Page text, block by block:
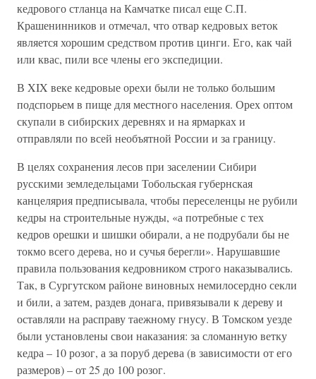
кедрового стланца на Камчатке писал еще С.П.
Крашенинников и отмечал, что отвар кедровых веток
является хорошим средством против цинги. Его, как чай
или квас, пили все члены его экспедиции.
В XIX веке кедровые орехи были не только большим
подспорьем в пище для местного населения. Орех оптом
скупали в сибирских деревнях и на ярмарках и
отправляли по всей необъятной России и за границу.
В целях сохранения лесов при заселении Сибири
русскими земледельцами Тобольская губернская
канцелярия предписывала, чтобы переселенцы не рубили
кедры на строительные нужды, «а потребные с тех
кедров орешки и шишки обирали, а не подрубали бы не
токмо всего дерева, но и сучья берегли». Нарушавшие
правила пользования кедровником строго наказывались.
Так, в Сургутском районе виновных немилосердно секли
и били, а затем, раздев донага, привязывали к дереву и
оставляли на расправу таежному гнусу. В Томском уезде
были установлены свои наказания: за сломанную ветку
кедра – 10 розог, а за поруб дерева (в зависимости от его
размеров) – от 25 до 100 розог.